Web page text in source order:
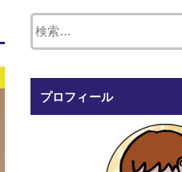
プロフィール